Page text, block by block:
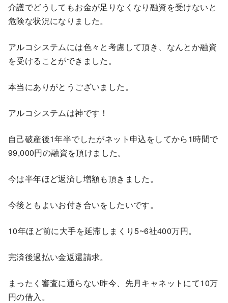
介護でどうしてもお金が足りなくなり融資を受けないと
危険な状況になりました。
アルコシステムには色々と考慮して頂き、なんとか融資
を受けることができました。
本当にありがとうございました。
アルコシステムは神です！
自己破産後1年半でしたがネット申込をしてから1時間で
99,000円の融資を頂けました。
今は半年ほど返済し増額も頂きました。
今後ともよいお付き合いをしたいです。
10年ほど前に大手を延滞しまくり5~6社400万円。
完済後過払い金返還請求。
まったく審査に通らない昨今、先月キャネットにて10万
円の借入。